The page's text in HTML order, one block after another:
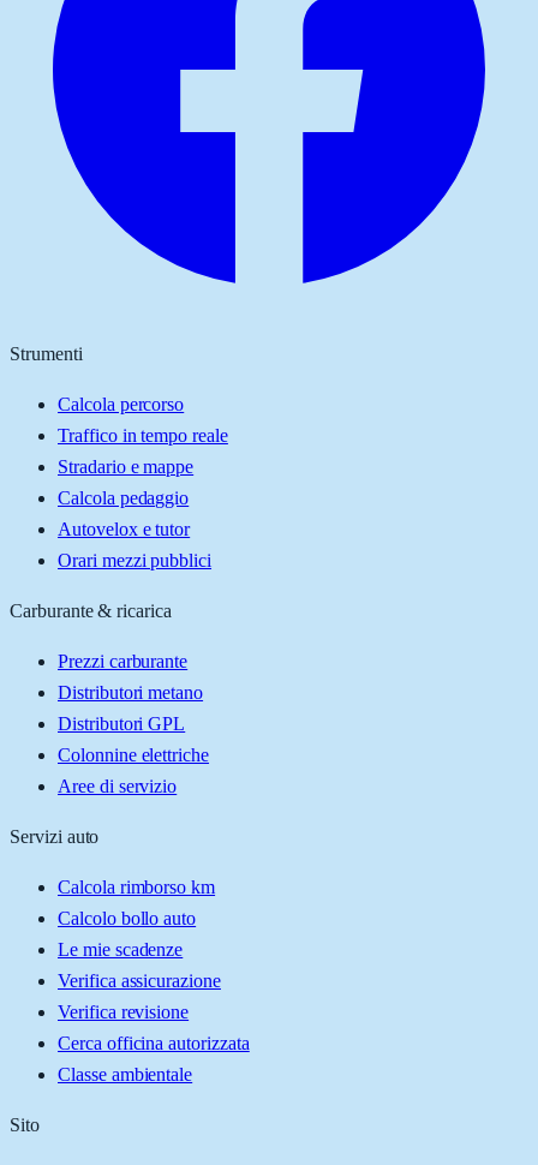
Strumenti
Calcola percorso
Traffico in tempo reale
Stradario e mappe
Calcola pedaggio
Autovelox e tutor
Orari mezzi pubblici
Carburante & ricarica
Prezzi carburante
Distributori metano
Distributori GPL
Colonnine elettriche
Aree di servizio
Servizi auto
Calcola rimborso km
Calcolo bollo auto
Le mie scadenze
Verifica assicurazione
Verifica revisione
Cerca officina autorizzata
Classe ambientale
Sito